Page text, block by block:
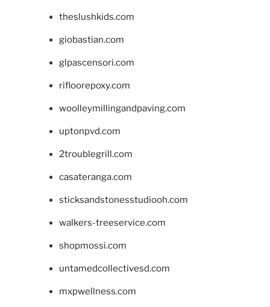
theslushkids.com
giobastian.com
glpascensori.com
rifloorepoxy.com
woolleymillingandpaving.com
uptonpvd.com
2troublegrill.com
casateranga.com
sticksandstonesstudiooh.com
walkers-treeservice.com
shopmossi.com
untamedcollectivesd.com
mxpwellness.com